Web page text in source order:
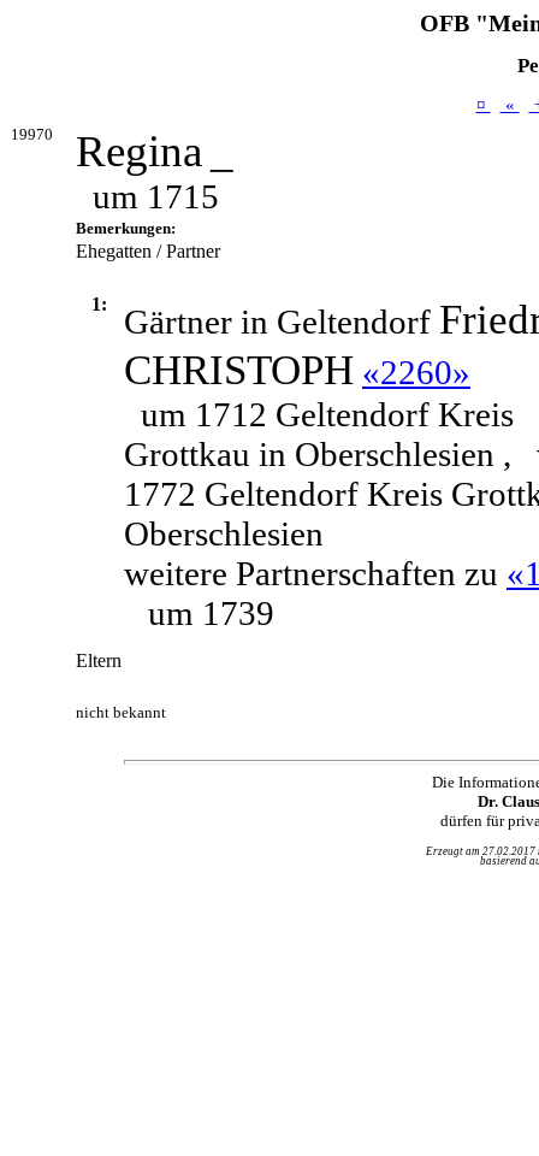
OFB
¤ «
19970 Regina
um 1715
Bemerkungen:
Ehegatten / Partner
1: Gärtner in Geltendorf
CHRISTOPH «2260»
um 1712 Geltendorf Kreis
Grottkau in Oberschlesien ,
1772 Geltendorf Kreis
Oberschlesien
weitere Partnerschaften zu
um 1739
Eltern
nicht bekannt
Die
Dr.
dürfen für
Erzeugt am
basierend